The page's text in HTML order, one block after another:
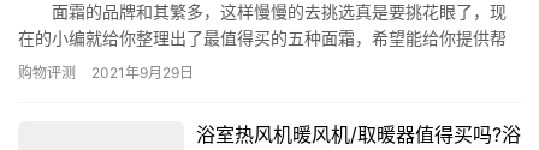
面霜的品牌和其繁多，这样慢慢的去挑选真是要挑花眼了，现
在的小编就给你整理出了最值得买的五种面霜，希望能给你提供帮
助。 五.丸美雪绒花纯净保湿深润霜 由内保湿，由外保护，
蕴含天然美白生机精华，扫除暗哑，令肌肤均匀透亮…
购物评测 2021年9月29日
浴室热风机暖风机/取暖器值得买吗?浴